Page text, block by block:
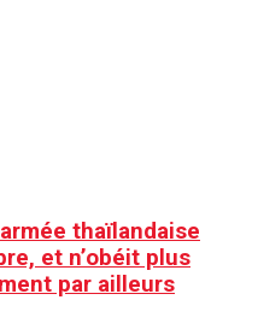
thaïlandaise
et n’obéit plus
par ailleurs